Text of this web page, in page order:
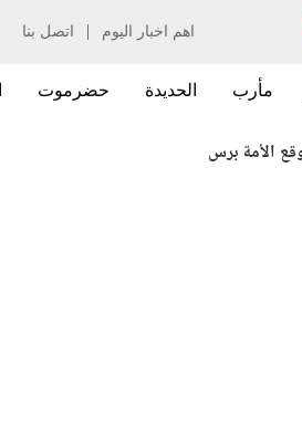
اهم اخبار اليوم | اتصل بنا
مأرب الحديدة حضرموت
الأمة برس